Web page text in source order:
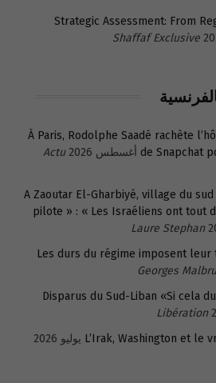
Strategic Assessment: From
Shaffaf Exclusive
À Paris, Rodolphe Saadé rachète
de Snapchat
Actu
A Zaoutar El-Gharbiyé, village du
pilote » : « Les Israéliens ont tout
Laure Stephan
Les durs du régime imposent
Georges
Disparus du Sud-Liban «Si cela
Libération
L’Irak, Washington et le